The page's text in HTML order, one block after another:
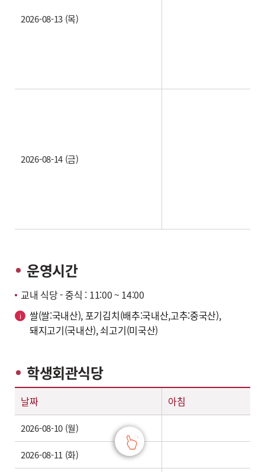
2026-08-13 (목)
2026-08-14 (금)
운영시간
교내 식당 - 중식 : 11:00 ~ 14:00
쌀(쌀:국내산), 포기김치(배추:국내산,고추:중국산),
돼지고기(국내산), 쇠고기(미국산)
학생회관식당
날짜,학생회관식당 아침,점심,저녁 식단안내표
날짜 아침
2026-08-10 (월)
2026-08-11 (화)